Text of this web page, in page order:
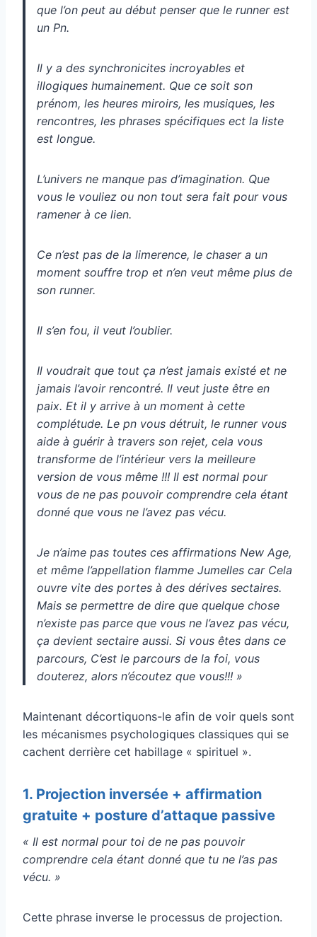
que l’on peut au début penser que le runner est
un Pn.
Il y a des synchronicites incroyables et
illogiques humainement. Que ce soit son
prénom, les heures miroirs, les musiques, les
rencontres, les phrases spécifiques ect la liste
est longue.
L’univers ne manque pas d’imagination. Que
vous le vouliez ou non tout sera fait pour vous
ramener à ce lien.
Ce n’est pas de la limerence, le chaser a un
moment souffre trop et n’en veut même plus de
son runner.
Il s’en fou, il veut l’oublier.
Il voudrait que tout ça n’est jamais existé et ne
jamais l’avoir rencontré. Il veut juste être en
paix. Et il y arrive à un moment à cette
complétude. Le pn vous détruit, le runner vous
aide à guérir à travers son rejet, cela vous
transforme de l’intérieur vers la meilleure
version de vous même !!! Il est normal pour
vous de ne pas pouvoir comprendre cela étant
donné que vous ne l’avez pas vécu.
Je n’aime pas toutes ces affirmations New Age,
et même l’appellation flamme Jumelles car Cela
ouvre vite des portes à des dérives sectaires.
Mais se permettre de dire que quelque chose
n’existe pas parce que vous ne l’avez pas vécu,
ça devient sectaire aussi. Si vous êtes dans ce
parcours, C’est le parcours de la foi, vous
douterez, alors n’écoutez que vous!!! »
Maintenant décortiquons-le afin de voir quels sont
les mécanismes psychologiques classiques qui se
cachent derrière cet habillage « spirituel ».
1. Projection inversée + affirmation
gratuite + posture d’attaque passive
« Il est normal pour toi de ne pas pouvoir
comprendre cela étant donné que tu ne l’as pas
vécu. »
Cette phrase inverse le processus de projection.